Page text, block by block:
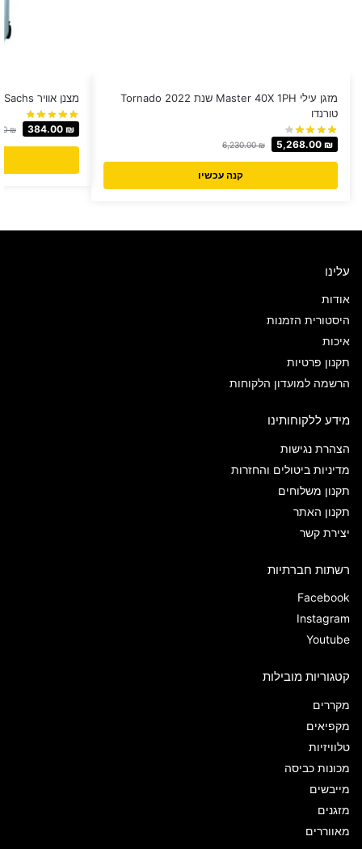
מזגן עילי Master 40X 1PH שנת 2022 Tornado
טורנדו
6,230.00₪ 5,268.00 ₪
קנה עכשיו
‏מצנן אוויר Sachs דגם EF-972
₪ 384.00 ₪
עלינו
אודות
היסטורית הזמנות
איכות
תקנון פרטיות
הרשמה למועדון הלקוחות
מידע ללקוחותינו
הצהרת נגישות
מדיניות ביטולים והחזרות
תקנון משלוחים
תקנון האתר
יצירת קשר
רשתות חברתיות
Facebook
Instagram
Youtube
קטגוריות מובילות
מקררים
מקפיאים
טלוויזיות
מכונות כביסה
מייבשים
מזגנים
מאווררים